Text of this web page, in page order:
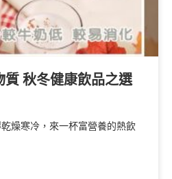
秋冬健康飲品之選
燥寒冷，來一杯富營養的熱飲